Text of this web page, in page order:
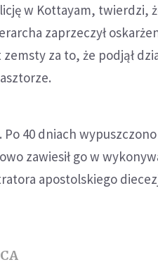
w Kottayam, twierdzi,
zaprzeczył
za to, że podjął
40 dniach
zawiesił go w
apostolskiego